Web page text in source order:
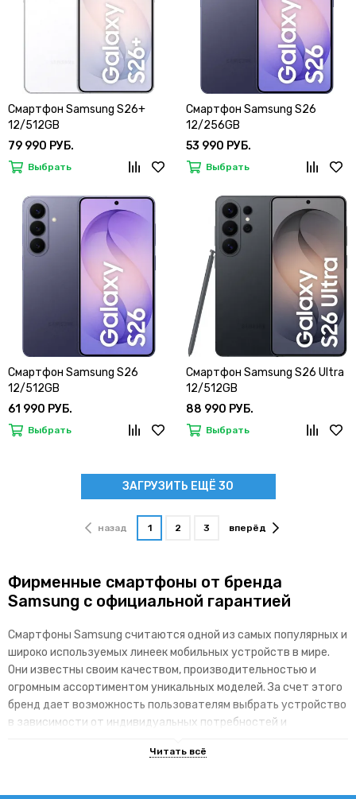
Смартфон Samsung S26+
12/512GB
79 990 РУБ.
Выбрать
Смартфон Samsung S26
12/256GB
53 990 РУБ.
Выбрать
Смартфон Samsung S26
12/512GB
61 990 РУБ.
Выбрать
Смартфон Samsung S26 Ultra
12/512GB
88 990 РУБ.
Выбрать
ЗАГРУЗИТЬ ЕЩЁ 30
назад 1 2 3 вперёд
Фирменные смартфоны от бренда
Samsung с официальной гарантией
Смартфоны Samsung считаются одной из самых популярных и
широко используемых линеек мобильных устройств в мире.
Они известны своим качеством, производительностью и
огромным ассортиментом уникальных моделей. За счет этого
бренд дает возможность пользователям выбрать устройство
в зависимости от индивидуальных потребностей и
линейки гаджетов